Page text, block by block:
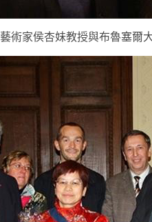
藝術家侯杏妹教授與布魯塞爾